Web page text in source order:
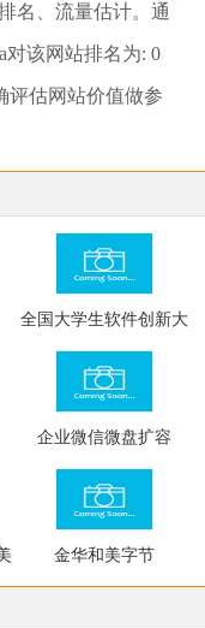
名、流量估计。通
对该网站排名为: 0
评估网站价值做参
全国大学生软件创新大
赛网
企业微信微盘扩容
金华和美字节